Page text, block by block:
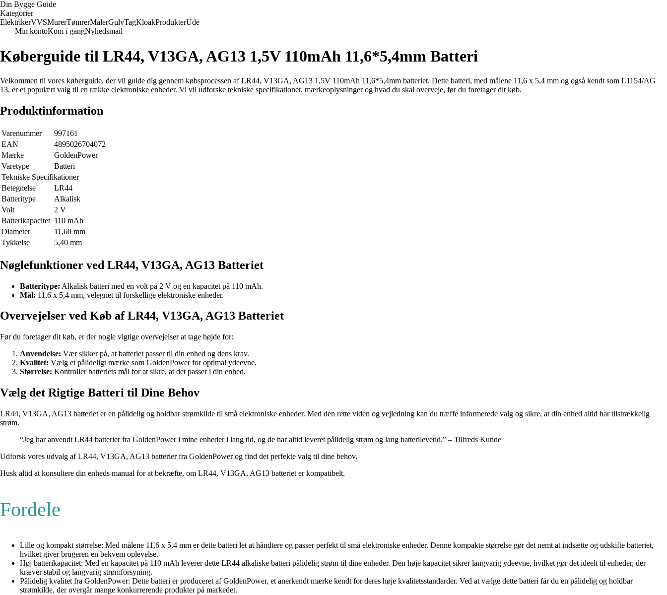
Din Bygge Guide
Kategorier
ElektrikerVVSMurerTømrerMalerGulvTagKloakProdukterUde
Min kontoKom i gangNyhedsmail
Køberguide til LR44, V13GA, AG13 1,5V 110mAh 11,6*5,4mm Batteri
Velkommen til vores køberguide, der vil guide dig gennem købsprocessen af LR44, V13GA, AG13 1,5V 110mAh 11,6*5,4mm batteriet. Dette batteri, med målene 11,6 x 5,4 mm og også kendt som L1154/AG
13, er et populært valg til en række elektroniske enheder. Vi vil udforske tekniske specifikationer, mærkeoplysninger og hvad du skal overveje, før du foretager dit køb.
Produktinformation
Varenummer
997161
EAN
4895026704072
Mærke
GoldenPower
Varetype
Batteri
Tekniske Specifikationer
Betegnelse
LR44
Batteritype
Alkalisk
Volt
2 V
Batterikapacitet 110 mAh
Diameter
11,60 mm
Tykkelse
5,40 mm
Nøglefunktioner ved LR44, V13GA, AG13 Batteriet
Batteritype: Alkalisk batteri med en volt på 2 V og en kapacitet på 110 mAh.
Mål: 11,6 x 5,4 mm, velegnet til forskellige elektroniske enheder.
Overvejelser ved Køb af LR44, V13GA, AG13 Batteriet
Før du foretager dit køb, er der nogle vigtige overvejelser at tage højde for:
Anvendelse: Vær sikker på, at batteriet passer til din enhed og dens krav.
Kvalitet: Vælg et pålideligt mærke som GoldenPower for optimal ydeevne.
Størrelse: Kontroller batteriets mål for at sikre, at det passer i din enhed.
Vælg det Rigtige Batteri til Dine Behov
LR44, V13GA, AG13 batteriet er en pålidelig og holdbar strømkilde til små elektroniske enheder. Med den rette viden og vejledning kan du træffe informerede valg og sikre, at din enhed altid har tilstrækkelig
strøm.
“Jeg har anvendt LR44 batterier fra GoldenPower i mine enheder i lang tid, og de har altid leveret pålidelig strøm og lang batterilevetid.” – Tilfreds Kunde
Udforsk vores udvalg af LR44, V13GA, AG13 batterier fra GoldenPower og find det perfekte valg til dine behov.
Husk altid at konsultere din enheds manual for at bekræfte, om LR44, V13GA, AG13 batteriet er kompatibelt.
Fordele
Lille og kompakt størrelse: Med målene 11,6 x 5,4 mm er dette batteri let at håndtere og passer perfekt til små elektroniske enheder. Denne kompakte størrelse gør det nemt at indsætte og udskifte batteriet,
hvilket giver brugeren en bekvem oplevelse.
Høj batterikapacitet: Med en kapacitet på 110 mAh leverer dette LR44 alkaliske batteri pålidelig strøm til dine enheder. Den høje kapacitet sikrer langvarig ydeevne, hvilket gør det ideelt til enheder, der
kræver stabil og langvarig strømforsyning.
Pålidelig kvalitet fra GoldenPower: Dette batteri er produceret af GoldenPower, et anerkendt mærke kendt for deres høje kvalitetsstandarder. Ved at vælge dette batteri får du en pålidelig og holdbar
strømkilde, der overgår mange konkurrerende produkter på markedet.